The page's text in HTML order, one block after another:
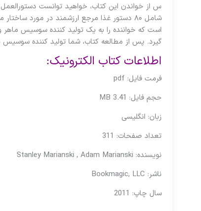
س از خواندن این کتاب، خواهید توانست
شامل ۸۰ دستور غذا مرجع ارزشمند در مورد
است که خواننده را به یک تولید کننده سوسیس
گیرد. پس از مطالعه کتاب، شما تولید کننده
اطلاعات کتاب الکترونیک:
فرمت فایل: pdf
حجم فایل: 3.41 MB
زبان: انگلیسی
تعداد صفحات: 311
نویسنده: Stanley Marianski , Adam Marianski
ناشر: Bookmagic, LLC
سال چاپ: 2011